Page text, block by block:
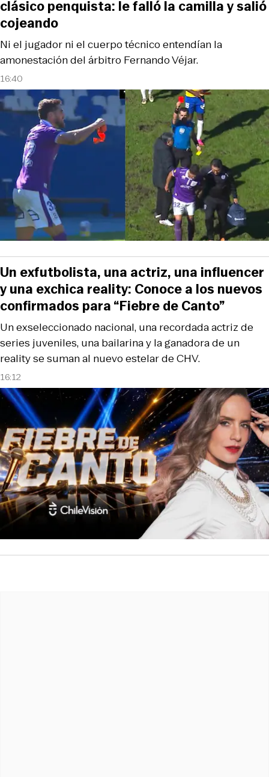
16:40
Ni el jugador ni el cuerpo técnico entendían la
amonestación del árbitro Fernando Véjar.
clásico penquista: le falló la camilla y salió
cojeando
16:12
Un exseleccionado nacional, una recordada actriz de
series juveniles, una bailarina y la ganadora de un
reality se suman al nuevo estelar de CHV.
Un exfutbolista, una actriz, una influencer
y una exchica reality: Conoce a los nuevos
confirmados para “Fiebre de Canto”